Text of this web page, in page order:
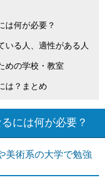
は何が必要？
いる人、適性がある人
めの学校・教室
は？まとめ
には何が必要？
美術系の大学で勉強